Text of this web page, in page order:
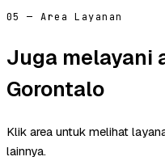
05 — Area Layanan
Juga melayani
Gorontalo
Klik area untuk melihat
lainnya.